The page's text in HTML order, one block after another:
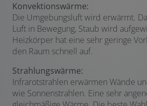
Konvektionswärme:
Die Umgebungsluft wird erwärmt.
Luft in Bewegung, Staub wird
Heizkörper hat eine sehr geringe
den Raum schnell auf.
Strahlungswärme:
Infrarotstrahlen erwärmen Wände
wie Sonnenstrahlen. Eine sehr